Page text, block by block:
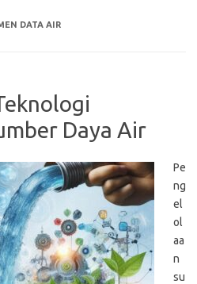
DATA AIR
Daya Air
Pe
ng
el
ol
aa
n
su